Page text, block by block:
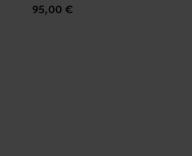
95,00 €